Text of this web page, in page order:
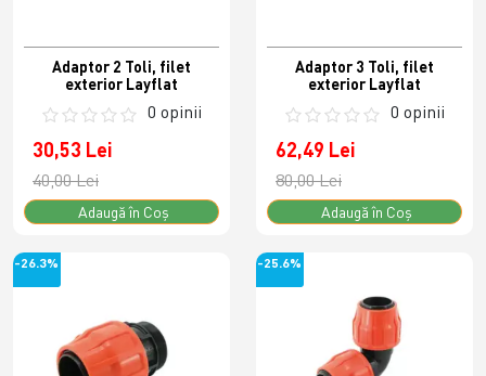
Adaptor 2 Toli, filet
exterior Layflat
0 opinii
30,53 Lei
40,00 Lei
Adaugă în Coş
Adaptor 3 Toli, filet
exterior Layflat
0 opinii
62,49 Lei
80,00 Lei
Adaugă în Coş
-26.3% -25.6%